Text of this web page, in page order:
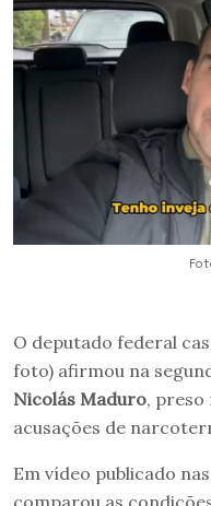
O deputado federal
foto) afirmou na
Nicolás Maduro, preso
acusações de
Em vídeo publicado